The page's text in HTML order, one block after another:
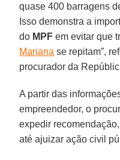
quase 400 barragens
Isso demonstra a
do MPF em evitar que
Mariana se repitam”,
procurador da
A partir das
empreendedor, o
expedir
até ajuizar ação civil